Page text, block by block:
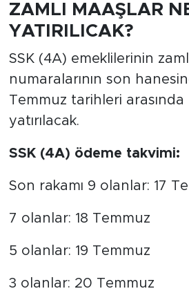
ZAMLI MAAŞLAR
YATIRILICAK?
SSK (4A) emeklilerinin
numaralarının son
Temmuz tarihleri arasında
yatırılacak.
SSK (4A) ödeme takvimi:
Son rakamı 9 olanlar: 17
7 olanlar: 18 Temmuz
5 olanlar: 19 Temmuz
3 olanlar: 20 Temmuz